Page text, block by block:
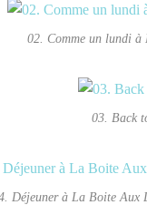
02. Comme un lundi à
03. Back
Déjeuner à La Boite Aux